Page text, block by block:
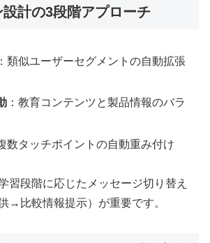
計の3段階アプローチ
：類似ユーザーセグメントの自動拡張
：教育コンテンツと製品情報のバラ
数タッチポイントの自動重み付け
習段階に応じたメッセージ切り替え
→比較情報提示）が重要です。